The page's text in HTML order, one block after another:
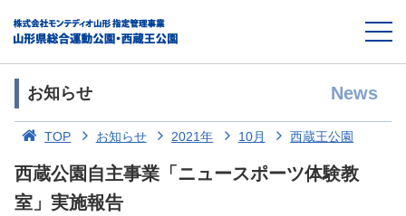
お知らせ News
TOP お知らせ 2021年 10月 西蔵王公園
西蔵公園自主事業「ニュースポーツ体験教
室」実施報告